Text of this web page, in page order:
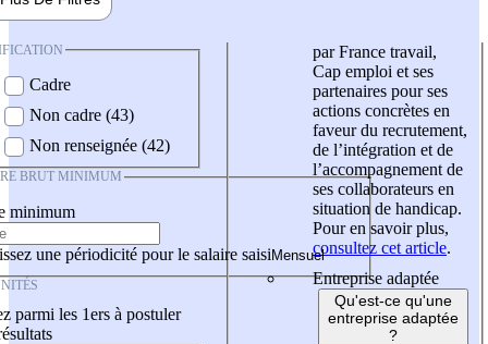
Cadre
Non cadre (43)
Non renseignée (42)
BRUT MINIMUM
minimum
une périodicité pour le salaire saisi
parmi les 1ers à postuler
par France travail,
Cap emploi et ses
partenaires pour ses
actions concrètes en
faveur du recrutement,
de l’intégration et de
l’accompagnement de
ses collaborateurs en
situation de handicap.
Pour en savoir plus,
consultez cet article.
Entreprise adaptée
Qu'est-ce qu'une
entreprise adaptée
?